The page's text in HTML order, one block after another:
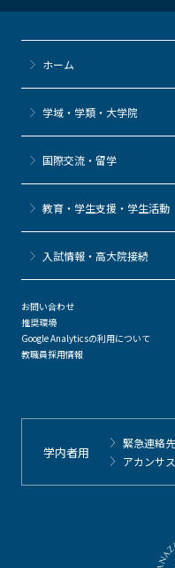
ホーム
学域・学類・大学院
国際交流・留学
教育・学生支援・学生活動
⼊試情報・高大院接続
お問い合わせ
推奨環境
Google Analyticsの利用について
教職員採用情報
学内者用
緊急連絡先
アカンサ